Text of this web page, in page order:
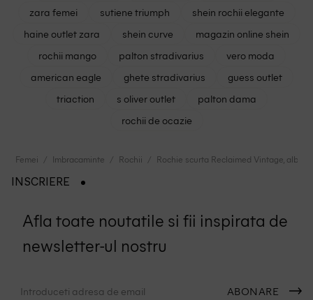
zara femei
sutiene triumph
shein rochii elegante
haine outlet zara
shein curve
magazin online shein
rochii mango
palton stradivarius
vero moda
american eagle
ghete stradivarius
guess outlet
triaction
s oliver outlet
palton dama
rochii de ocazie
Femei Imbracaminte Rochii Rochie scurta Reclaimed Vintage,
INSCRIERE
Afla toate noutatile si fii inspirata de
newsletter-ul nostru
ABONARE